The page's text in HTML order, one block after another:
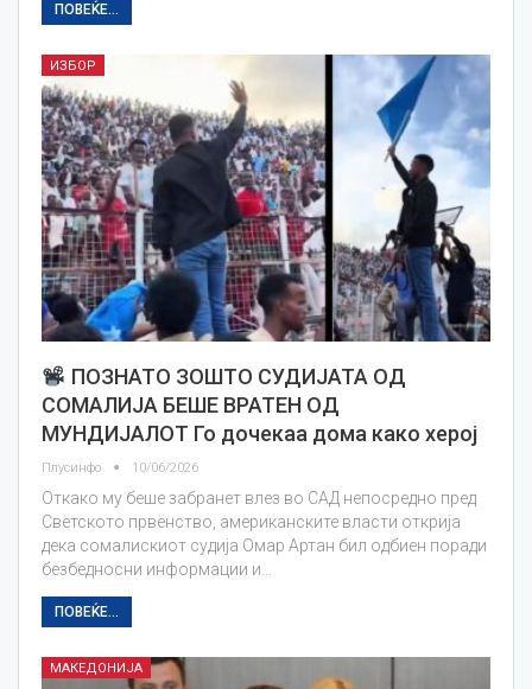
ПОВЕЌЕ...
ИЗБОР
ПОЗНАТО ЗОШТО СУДИЈАТА ОД
СОМАЛИЈА БЕШЕ ВРАТЕН ОД
МУНДИЈАЛОТ Го дочекаа дома како херој
Плусинфо 10/06/2026
Откако му беше забранет влез во САД непосредно пред
Светското првенство, американските власти открија
дека сомалискиот судија Омар Артан бил одбиен поради
безбедносни информации и…
ПОВЕЌЕ...
МАКЕДОНИЈА